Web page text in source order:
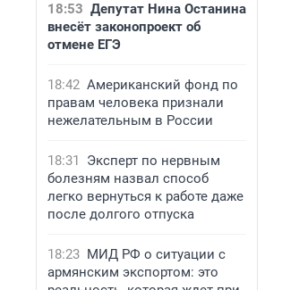
18:53 Депутат Нина Останина
внесёт законопроект об
отмене ЕГЭ
18:42 Американский фонд по
правам человека признали
нежелательным в России
18:31
Эксперт по нервным
болезням назвал способ
легко вернуться к работе даже
после долгого отпуска
18:23 МИД РФ о ситуации с
армянским экспортом: это